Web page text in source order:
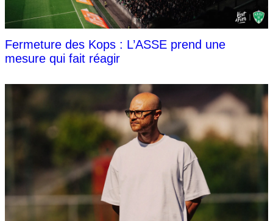
Fermeture des Kops : L’ASSE prend une
mesure qui fait réagir